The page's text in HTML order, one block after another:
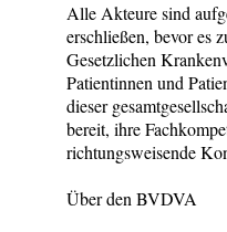
Alle Akteure sind
erschließen, bevor es
Gesetzlichen
Patientinnen und
dieser
bereit, ihre
richtungsweisende
Über den BVDVA